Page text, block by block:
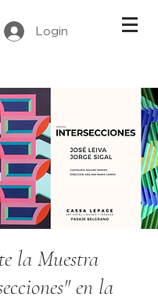
Login
la Muestra
en la